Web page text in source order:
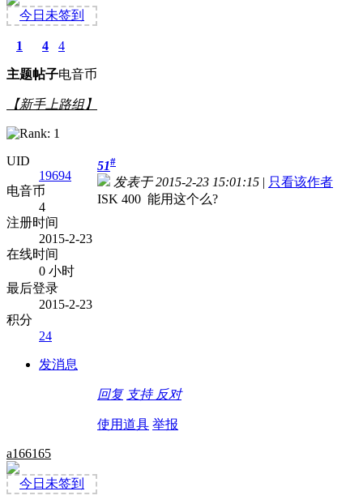
今日未签到
1
主题
4
帖子
4
电音币
【新手上路组】
UID
19694
电音币
4
注册时间
2015-2-23
在线时间
0 小时
最后登录
2015-2-23
积分
24
发消息
51#
发表于 2015-2-23 15:01:15 | 只看该作者
ISK 400 能用这个么?
回复 支持 反对
使用道具 举报
a166165
今日未签到